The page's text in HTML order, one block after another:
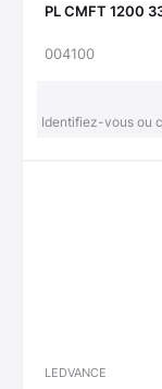
PL CMFT 1200
004100
Identifiez-vous ou
LEDVANCE